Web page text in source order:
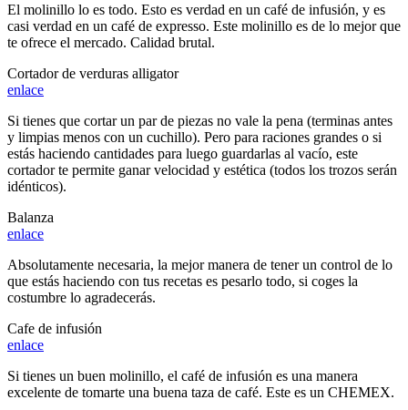
El molinillo lo es todo. Esto es verdad en un café de infusión, y es
casi verdad en un café de expresso. Este molinillo es de lo mejor que
te ofrece el mercado. Calidad brutal.
Cortador de verduras alligator
enlace
Si tienes que cortar un par de piezas no vale la pena (terminas antes
y limpias menos con un cuchillo). Pero para raciones grandes o si
estás haciendo cantidades para luego guardarlas al vacío, este
cortador te permite ganar velocidad y estética (todos los trozos serán
idénticos).
Balanza
enlace
Absolutamente necesaria, la mejor manera de tener un control de lo
que estás haciendo con tus recetas es pesarlo todo, si coges la
costumbre lo agradecerás.
Cafe de infusión
enlace
Si tienes un buen molinillo, el café de infusión es una manera
excelente de tomarte una buena taza de café. Este es un CHEMEX.